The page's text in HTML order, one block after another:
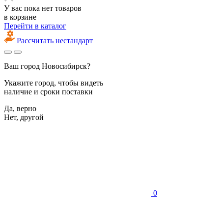
У вас пока нет товаров
в корзине
Перейти в каталог
Рассчитать нестандарт
Ваш город Новосибирск?
Укажите город, чтобы видеть
наличие и сроки поставки
Да, верно
Нет, другой
0